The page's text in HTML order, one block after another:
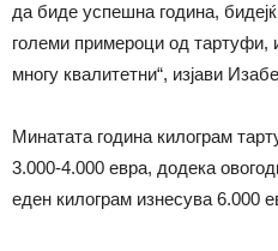
да биде успешна година,
големи примероци од тартуфи,
многу квалитетни“, изјави
Минатата година килограм
3.000-4.000 евра, додека
еден килограм изнесува 6.000